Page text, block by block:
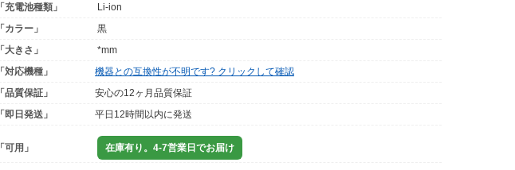
「充電池種類」
Li-ion
「カラー」
黒
「大きさ」
*mm
「対応機種」
機器との互換性が不明です? クリックして確認
「品質保証」
安心の12ヶ月品質保証
「即日発送」
平日12時間以内に発送
「可用」 在庫有り。4-7営業日でお届け